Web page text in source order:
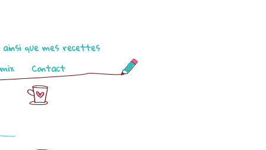
ainsi que mes recettes
Contact